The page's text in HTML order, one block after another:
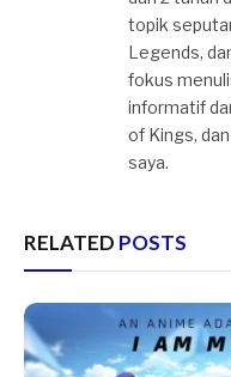
topik
Legends,
fokus
informatif
of Kings,
saya.
RELATED POSTS